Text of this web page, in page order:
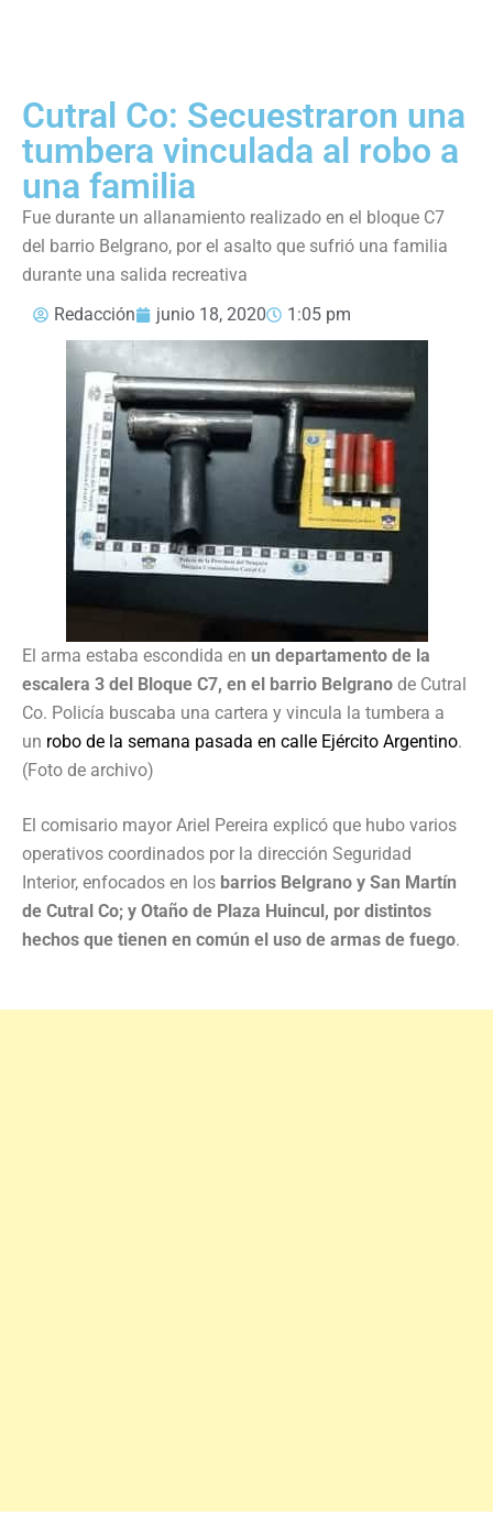
Cutral Co: Secuestraron una
tumbera vinculada al robo a
una familia
Fue durante un allanamiento realizado en el bloque C7
del barrio Belgrano, por el asalto que sufrió una familia
durante una salida recreativa
Redacción
junio 18, 2020 1:05 pm
El arma estaba escondida en un departamento de la
escalera 3 del Bloque C7, en el barrio Belgrano de Cutral
Co. Policía buscaba una cartera y vincula la tumbera a
un robo de la semana pasada en calle Ejército Argentino.
(Foto de archivo)
El comisario mayor Ariel Pereira explicó que hubo varios
operativos coordinados por la dirección Seguridad
Interior, enfocados en los barrios Belgrano y San Martín
de Cutral Co; y Otaño de Plaza Huincul, por distintos
hechos que tienen en común el uso de armas de fuego.